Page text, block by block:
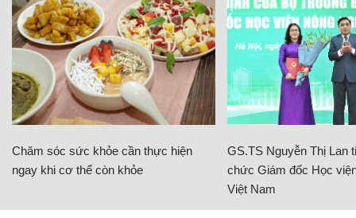
Chăm sóc sức khỏe cần thực hiện
ngay khi cơ thể còn khỏe
GS.TS Nguyễn Thị Lan
chức Giám đốc Học
Việt Nam